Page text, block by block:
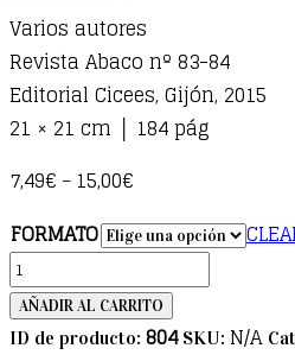
Varios autores
Revista Abaco nº 83-84
Editorial Cicees, Gijón, 2015
21 × 21 cm │ 184 pág
7,49€ – 15,00€
FORMATO
ÁBACO
83-
84.
AÑADIR AL CARRITO
ID de producto: 804 SKU: N/A